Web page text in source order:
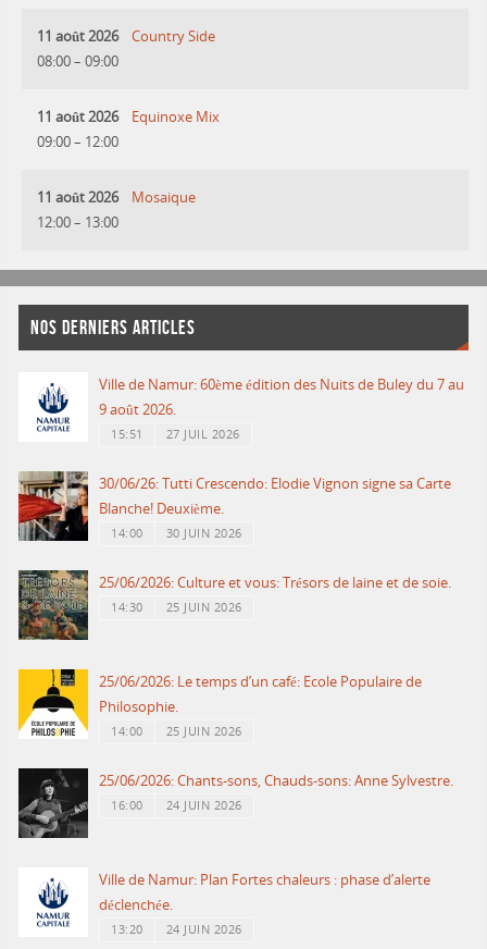
11 août 2026
08:00– 09:00
Country Side
11 août 2026
09:00– 12:00
Equinoxe Mix
11 août 2026
12:00– 13:00
Mosaique
NOS DERNIERS ARTICLES
Ville de Namur: 60ème édition des Nuits de Buley du 7 au
9 août 2026.
15:51 27 JUIL 2026
30/06/26: Tutti Crescendo: Elodie Vignon signe sa Carte
Blanche! Deuxième.
14:00 30 JUIN 2026
25/06/2026: Culture et vous: Trésors de laine et de soie.
14:30 25 JUIN 2026
25/06/2026: Le temps d’un café: Ecole Populaire de
Philosophie.
14:00 25 JUIN 2026
25/06/2026: Chants-sons, Chauds-sons: Anne Sylvestre.
16:00 24 JUIN 2026
Ville de Namur: Plan Fortes chaleurs : phase d’alerte
déclenchée.
13:20 24 JUIN 2026